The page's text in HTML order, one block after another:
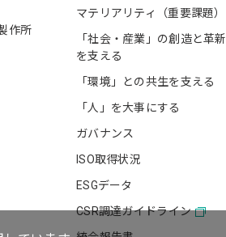
作所
マテリアリティ（重要課題）
「社会・産業」の創造と革新
を支える
「環境」との共生を支える
「人」を大事にする
ガバナンス
ISO取得状況
ESGデータ
CSR調達ガイドライン